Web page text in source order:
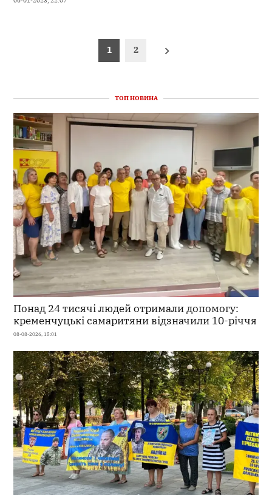
1 2
ТОП НОВИНА
Понад 24 тисячі людей отримали допомогу:
кременчуцькі самаритяни відзначили 10-річчя
08-08-2026, 15:01